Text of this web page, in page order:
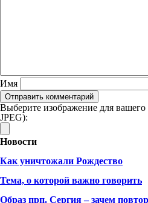
Имя
Выберите изображение для
JPEG):
Новости
Как уничтожали Рождество
Тема, о которой важно говорить
Образ прп. Сергия – зачем